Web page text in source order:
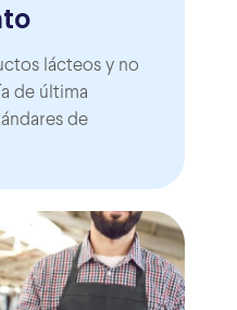
lácteos y no
de última
de